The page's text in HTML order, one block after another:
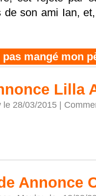
de son ami Ian,
mangé mon
Lilla
le 28/03/2015 |
Annonce